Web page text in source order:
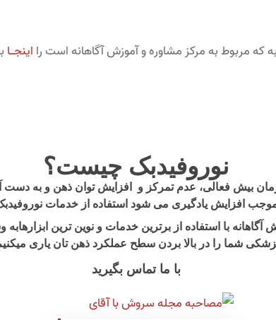
مربوط به مرکز مشاوره و آموزش آگاهانه است را اینجـــا
نوروفیدبک چیست؟
بیش فعالی، عدم تمرکز و افزایش توان ذهن و به دست
افزایش یادگیری می شود استفاده از خدمات
با استفاده از برترین خدمات و نوین ترین
شما را در بالا بردن سطح عملکرد ذهن تان یاری
با ما تماس بگیرید